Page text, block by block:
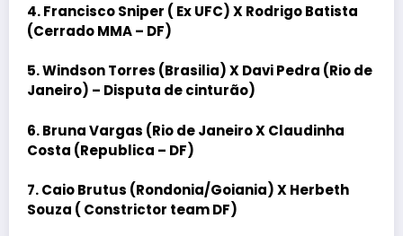
4. Francisco Sniper ( Ex UFC) X Rodrigo Batista
(Cerrado MMA – DF)
5. Windson Torres (Brasilia) X Davi Pedra (Rio de
Janeiro) – Disputa de cinturão)
6. Bruna Vargas (Rio de Janeiro X Claudinha
Costa (Republica – DF)
7. Caio Brutus (Rondonia/Goiania) X Herbeth
Souza ( Constrictor team DF)